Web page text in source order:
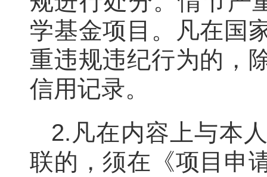
学基金项目。凡在国
重违规违纪行为的，
信用记录。
2.凡在内容上与本
联的，须在《项目申